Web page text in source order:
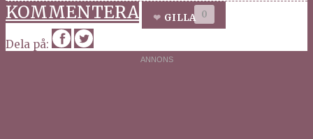
KOMMENTERA 0
GILLA
Dela på: